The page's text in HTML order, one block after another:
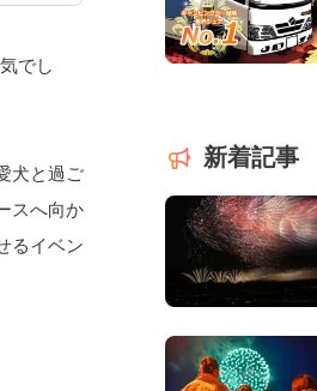
でし
犬と過ご
スへ向か
るイベン
新着記事